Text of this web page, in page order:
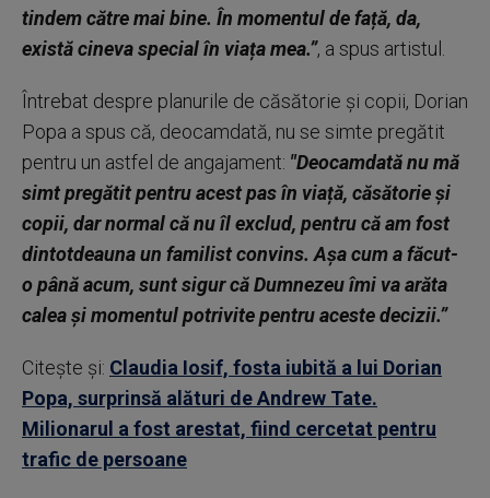
tindem către mai bine. În momentul de față, da,
există cineva special în viața mea.”, a spus artistul.
Întrebat despre planurile de căsătorie și copii, Dorian
Popa a spus că, deocamdată, nu se simte pregătit
pentru un astfel de angajament: "Deocamdată nu mă
simt pregătit pentru acest pas în viață, căsătorie și
copii, dar normal că nu îl exclud, pentru că am fost
dintotdeauna un familist convins. Așa cum a făcut-
o până acum, sunt sigur că Dumnezeu îmi va arăta
calea și momentul potrivite pentru aceste decizii.”
Citește și: Claudia Iosif, fosta iubită a lui Dorian
Popa, surprinsă alături de Andrew Tate.
Milionarul a fost arestat, fiind cercetat pentru
trafic de persoane